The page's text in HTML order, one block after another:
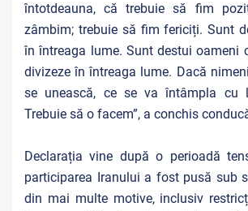
întotdeauna, că trebuie să fim
zâmbim; trebuie să fim fericiți. Sunt
în întreaga lume. Sunt destui oameni
divizeze în întreaga lume. Dacă
se unească, ce se va întâmpla cu
Trebuie să o facem”, a conchis
Declarația vine după o perioadă
participarea Iranului a fost pusă sub
din mai multe motive, inclusiv